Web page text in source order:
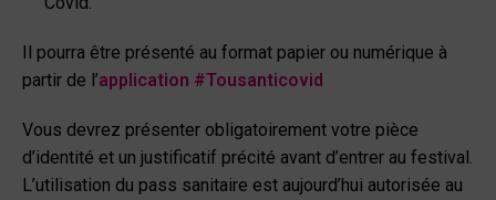
Il pourra être présenté au format papier ou numérique à
partir de l’application #Tousanticovid
Vous devrez présenter obligatoirement votre pièce
d’identité et un justificatif précité avant d’entrer au festival.
L’utilisation du pass sanitaire est aujourd’hui autorisée au